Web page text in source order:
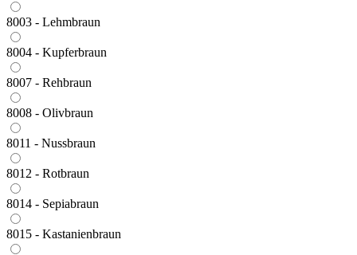
8003 - Lehmbraun
8004 - Kupferbraun
8007 - Rehbraun
8008 - Olivbraun
8011 - Nussbraun
8012 - Rotbraun
8014 - Sepiabraun
8015 - Kastanienbraun